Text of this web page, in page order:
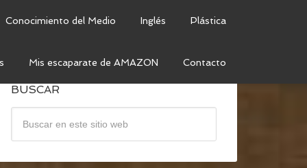
Conocimiento del Medio Inglés Plástica
Mis escaparate de AMAZON Contacto
BUSCAR